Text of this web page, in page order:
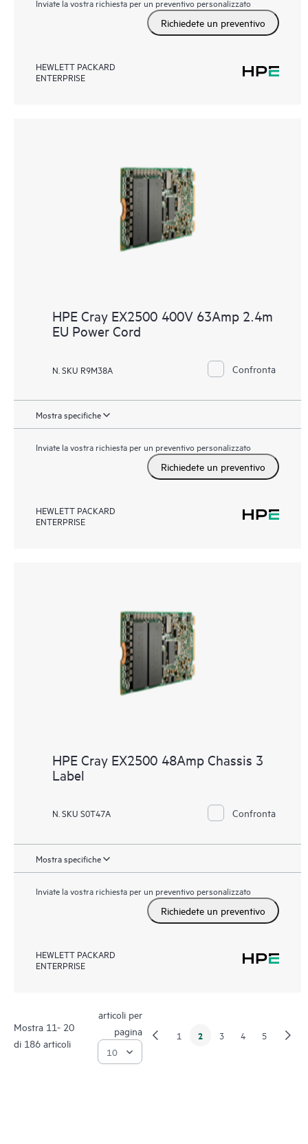
Inviate la vostra richiesta per un preventivo personalizzato
Richiedete un preventivo
HEWLETT PACKARD
ENTERPRISE
HPE Cray EX2500 400V 63Amp 2.4m
EU Power Cord
N. SKU R9M38A Confronta
Mostra specifiche
Inviate la vostra richiesta per un preventivo personalizzato
Richiedete un preventivo
HEWLETT PACKARD
ENTERPRISE
HPE Cray EX2500 48Amp Chassis 3
Label
N. SKU S0T47A Confronta
Mostra specifiche
Inviate la vostra richiesta per un preventivo personalizzato
Richiedete un preventivo
HEWLETT PACKARD
ENTERPRISE
Mostra 11- 20
di 186 articoli
articoli per
pagina
1 2 3 4 5